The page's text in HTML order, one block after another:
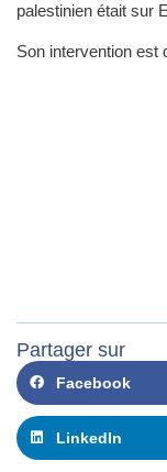
palestinien était sur
Son intervention est
Partager sur
Facebook
LinkedIn